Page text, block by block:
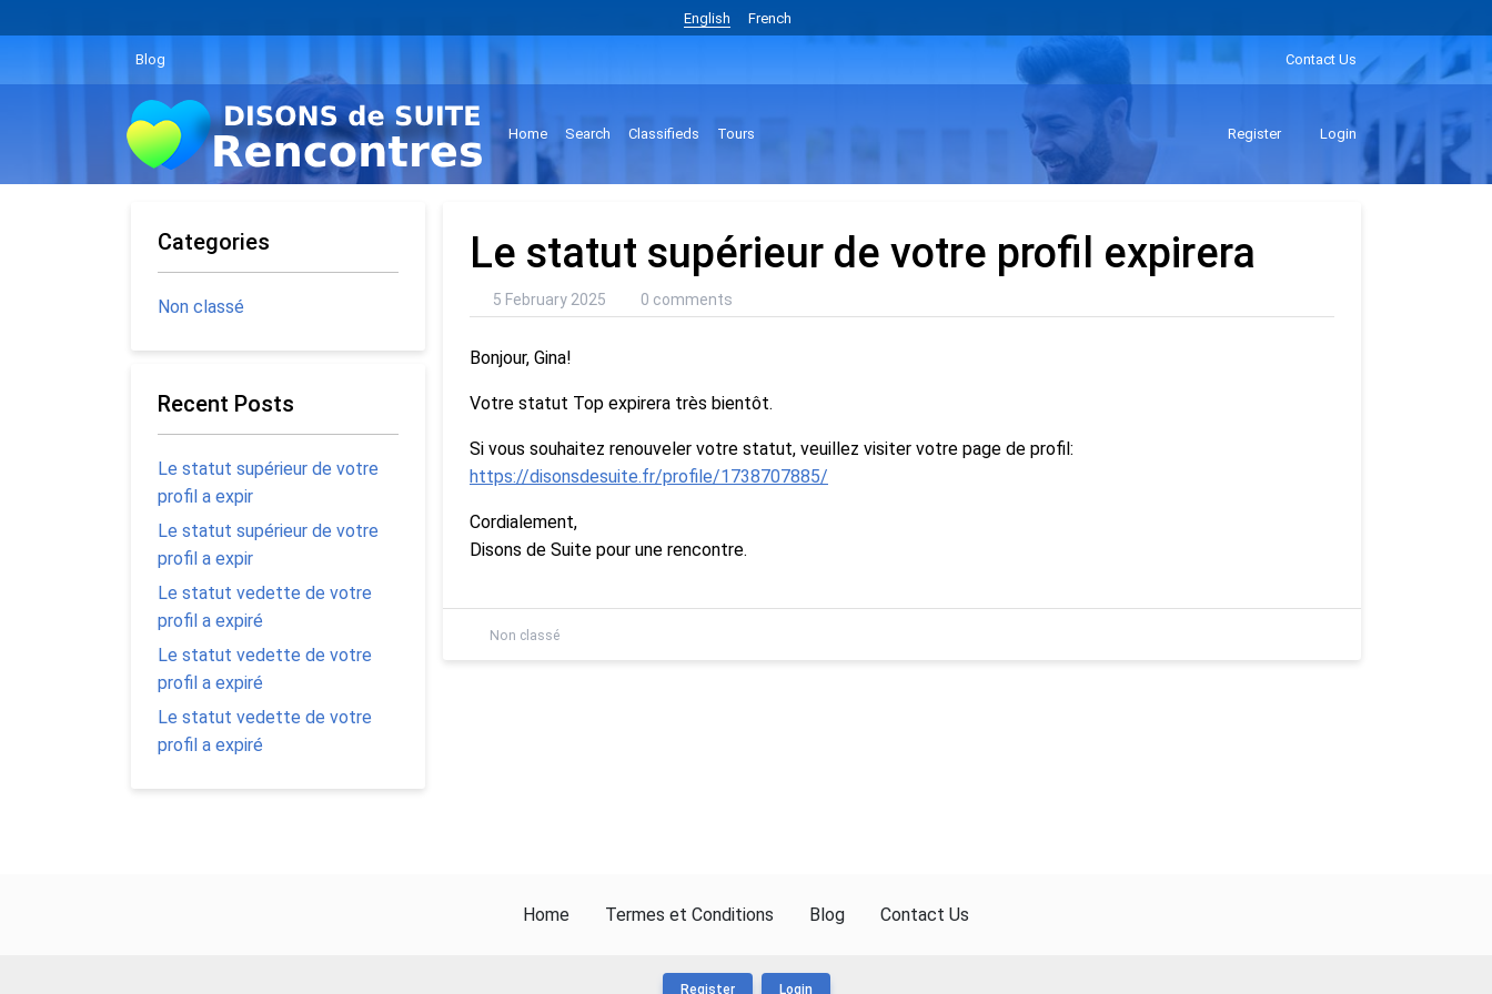
English French
Blog Contact Us
Home Search Classifieds Tours Register Login
Le statut supérieur de votre profil expirera
5 February 2025 0 comments
Bonjour, Gina!
Votre statut Top expirera très bientôt.
Si vous souhaitez renouveler votre statut, veuillez visiter votre page de profil:
https://disonsdesuite.fr/profile/1738707885/
Cordialement,
Disons de Suite pour une rencontre.
Non classé
Categories
Non classé
Recent Posts
Le statut supérieur de votre
profil a expir
Le statut supérieur de votre
profil a expir
Le statut vedette de votre
profil a expiré
Le statut vedette de votre
profil a expiré
Le statut vedette de votre
profil a expiré
Home Termes et Conditions Blog Contact Us
Register Login